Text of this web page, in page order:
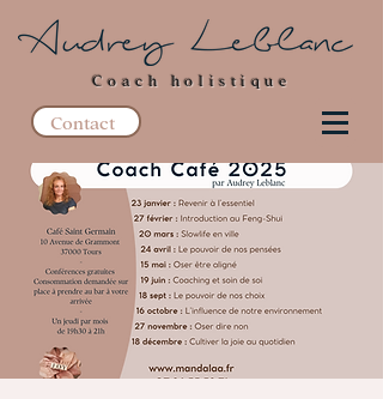
Coach holistique
Contact